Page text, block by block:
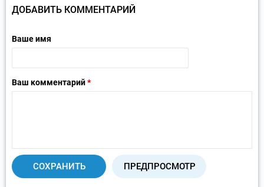
ДОБАВИТЬ КОММЕНТАРИЙ
Ваше имя
Ваш комментарий*